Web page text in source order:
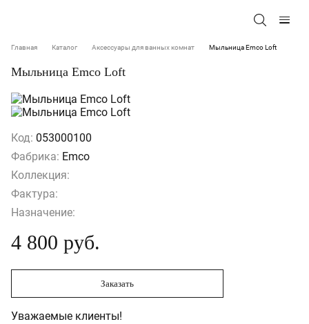
Главная Каталог Аксессуары для ванных комнат Мыльница Emco Loft
Мыльница Emco Loft
Код: 053000100
Фабрика: Emco
Коллекция:
Фактура:
Назначение:
4 800 руб.
Заказать
Уважаемые клиенты!